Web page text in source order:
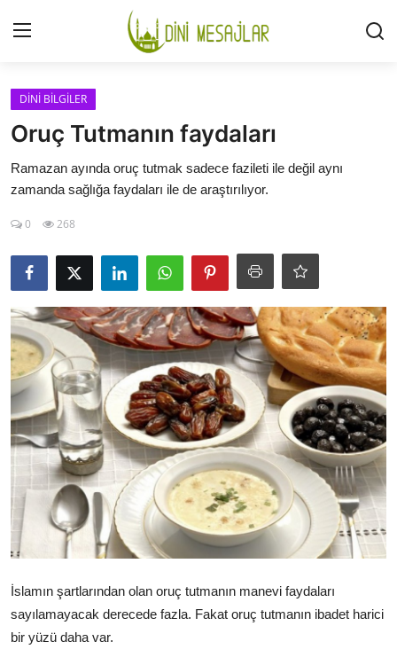
Giriş
İLETİŞİM
GÜNDEM
DESTEKLİYORUM
SURELER
NAMAZ
DUALAR
KİMDİR?
DİNİ MESAJLAR
KISSADAN HİSSE
DİNİ BİLGİLER
DİNİ BİLGİLER
Oruç Tutmanın faydaları
Ramazan ayında oruç tutmak sadece fazileti ile değil aynı
zamanda sağlığa faydaları ile de araştırılıyor.
0 268
İslamın şartlarından olan oruç tutmanın manevi faydaları
sayılamayacak derecede fazla. Fakat oruç tutmanın ibadet harici
bir yüzü daha var.